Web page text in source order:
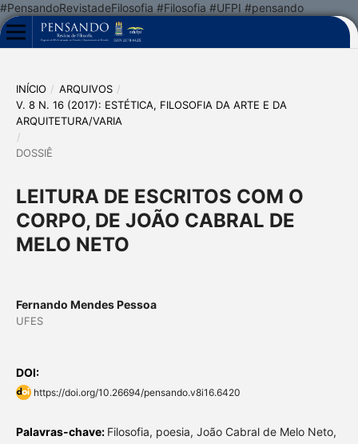
#PensandoRevistadeFilosofia #Filosofia #UFPI #pensando
INÍCIO / ARQUIVOS /
V. 8 N. 16 (2017): ESTÉTICA, FILOSOFIA DA ARTE E DA
ARQUITETURA/VARIA
/
DOSSIÊ
LEITURA DE ESCRITOS COM O
CORPO, DE JOÃO CABRAL DE
MELO NETO
Fernando Mendes Pessoa
UFES
DOI:
https://doi.org/10.26694/pensando.v8i16.6420
Palavras-chave: Filosofia, poesia, João Cabral de Melo Neto,